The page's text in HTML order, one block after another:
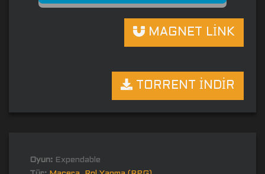
MAGNET LİNK
TORRENT İNDİR
Oyun: Expendable